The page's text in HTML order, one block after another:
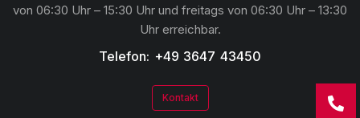
von 06:30 Uhr – 15:30 Uhr und freitags von 06:30 Uhr – 13:30
Uhr erreichbar.
Telefon: +49 3647 43450
Kontakt